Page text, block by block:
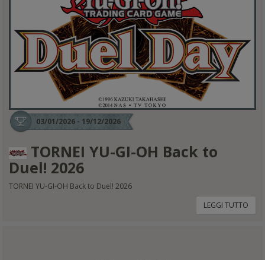
03/01/2026 - 19/12/2026
TORNEI YU-GI-OH Back to
Duel! 2026
TORNEI YU-GI-OH Back to Duel! 2026
LEGGI TUTTO